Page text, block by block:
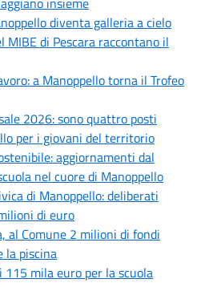
diventa galleria a cielo
di Pescara raccontano il
a Manoppello torna il Trofeo
2026: sono quattro posti
per i giovani del territorio
aggiornamenti dal
nel cuore di Manoppello
di Manoppello: deliberati
di euro
al Comune 2 milioni di fondi
la piscina
115 mila euro per la scuola